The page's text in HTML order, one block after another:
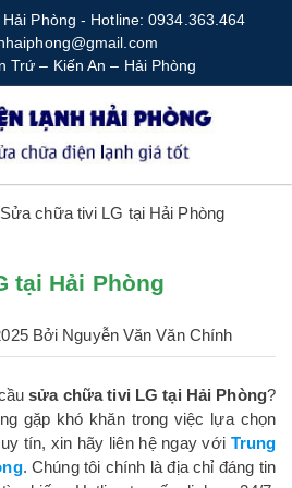
Phòng - Hotline: 0934.363.464
Trứ – Kiến An – Hải Phòng
Sửa chữa tivi LG tại Hải Phòng
tại Hải Phòng
Bởi Nguyễn Văn Văn Chính
sửa chữa tivi LG tại Hải Phòng?
gặp khó khăn trong việc lựa chọn
tín, xin hãy liên hệ ngay với Trung
. Chúng tôi chính là địa chỉ đáng tin